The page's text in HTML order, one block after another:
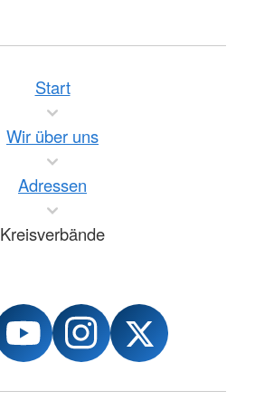
Start
Wir über uns
Adressen
Kreisverbände